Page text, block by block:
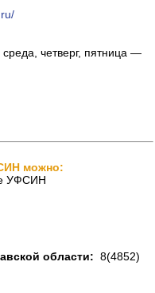
четверг, пятница —
можно:
УФСИН
области: 8(4852)